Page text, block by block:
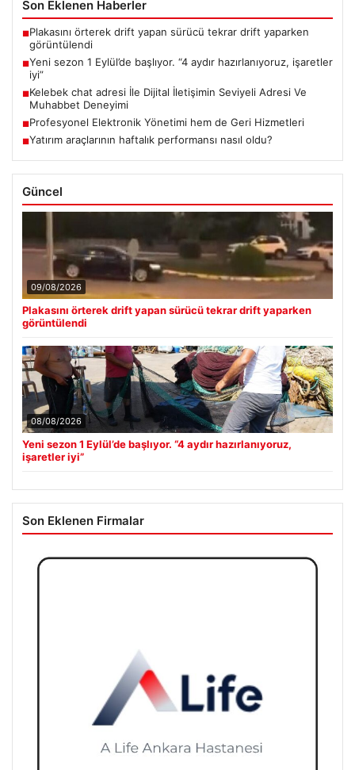
Son Eklenen Haberler
■Plakasını örterek drift yapan sürücü tekrar drift yaparken
görüntülendi
■Yeni sezon 1 Eylül’de başlıyor. “4 aydır hazırlanıyoruz, işaretler
iyi”
■Kelebek chat adresi İle Dijital İletişimin Seviyeli Adresi Ve
Muhabbet Deneyimi
■Profesyonel Elektronik Yönetimi hem de Geri Hizmetleri
■Yatırım araçlarının haftalık performansı nasıl oldu?
Güncel
09/08/2026
Plakasını örterek drift yapan sürücü tekrar drift yaparken
görüntülendi
08/08/2026
Yeni sezon 1 Eylül’de başlıyor. “4 aydır hazırlanıyoruz,
işaretler iyi”
Son Eklenen Firmalar